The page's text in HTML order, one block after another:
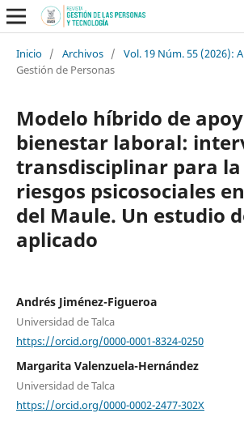
Inicio / Archivos / Vol. 19 Núm. 55 (2026):
Gestión de Personas
Modelo híbrido de
bienestar laboral:
transdisciplinar para
riesgos psicosociales
del Maule. Un estudio
aplicado
Andrés Jiménez-Figueroa
Universidad de Talca
https://orcid.org/0000-0001-8324-0250
Margarita Valenzuela-Hernández
Universidad de Talca
https://orcid.org/0000-0002-2477-302X